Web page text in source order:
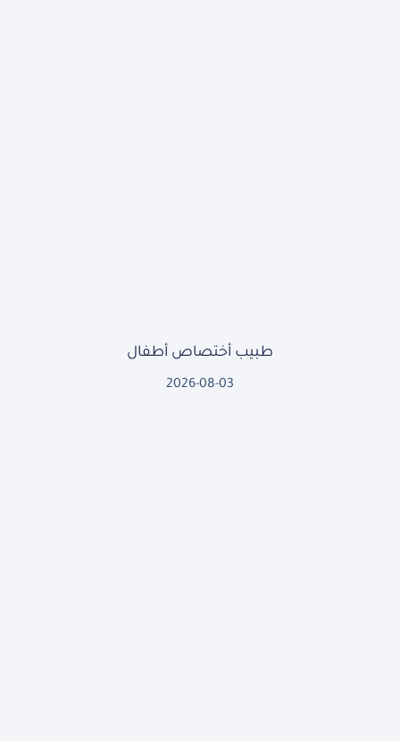
طبيب أختصاص أطفال
2026-08-03